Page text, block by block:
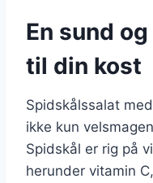
En sund
til din kost
Spidskålssalat
ikke kun
Spidskål er rig på
herunder vitamin